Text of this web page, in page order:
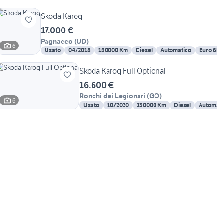
6
Skoda Karoq
17.000 €
Pagnacco (UD)
Usato 04/2018 150000 Km Diesel Automatico Euro
6
Skoda Karoq Full Optional
16.600 €
Ronchi dei Legionari (GO)
Usato 10/2020 130000 Km Diesel